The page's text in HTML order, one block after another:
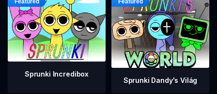
Sprunki Incredibox
Sprunki Dandy's Világ